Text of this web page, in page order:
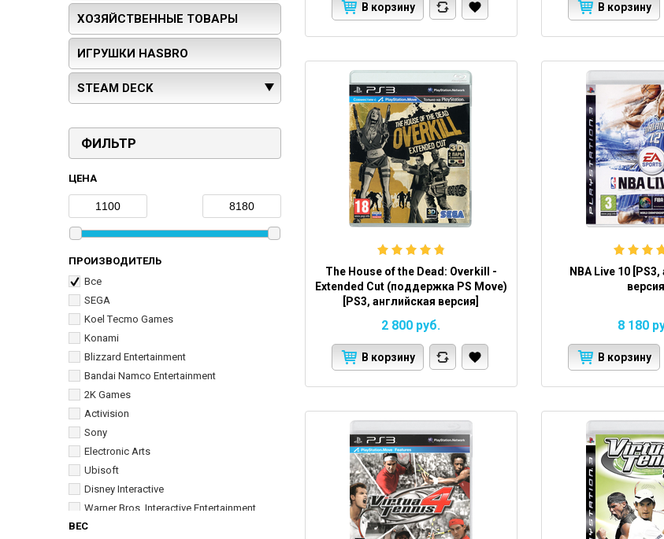
ХОЗЯЙСТВЕННЫЕ ТОВАРЫ
ИГРУШКИ HASBRO
STEAM DECK
ФИЛЬТР
ЦЕНА
ПРОИЗВОДИТЕЛЬ
Все
SEGA
Koel Тecmo Games
Konami
Blizzard Entertainment
Bandai Namco Entertainment
2K Games
Activision
Sony
Electronic Arts
Ubisoft
Disney Interactive
Warner Bros. Interactive Entertainment
THQ Nordic
ВЕС
В корзину В корзину
The House of the Dead: Overkill -
Extended Cut (поддержка PS Move)
[PS3, английская версия]
2 800 руб.
В корзину
NBA Live 10
версия]
8 180
В корзину